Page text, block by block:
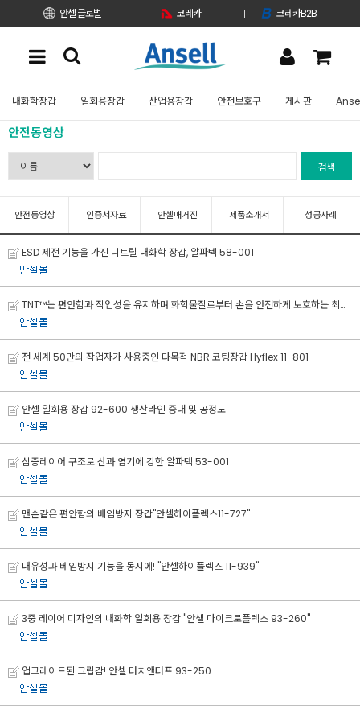
안셀 글로벌 코레카 코레카B2B
내화학장갑 일회용장갑 산업용장갑 안전보호구 게시판
안전동영상
검색
안전동영상 인증서자료 안셀매거진 제품소개서 성공사례
ESD 제전 기능을 가진 니트릴 내화학 장갑, 알파텍 58-001
TNT™는 편안함과 작업성을 유지하며 화학물질로부터 손을 안전하게 보호하는 최고의 기술입니다.
전 세계 50만의 작업자가 사용중인 다목적 NBR 코팅장갑 Hyflex 11-801
안셀 일회용 장갑 92-600 생산라인 증대 및 공정도
삼중레이어 구조로 산과 염기에 강한 알파텍 53-001
맨손같은 편안함의 베임방지 장갑"안셀하이플렉스11-727"
내유성과 베임방지 기능을 동시에! "안셀하이플렉스 11-939"
3중 레이어 디자인의 내화학 일회용 장갑 "안셀 마이크로플렉스 93-260"
업그레이드된 그립감! 안셀 터치앤터프 93-250